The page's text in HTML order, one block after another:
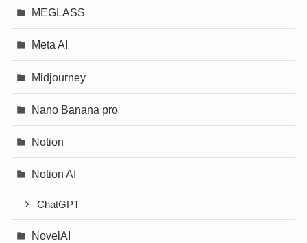
MEGLASS
Meta AI
Midjourney
Nano Banana pro
Notion
Notion AI
ChatGPT
NovelAI